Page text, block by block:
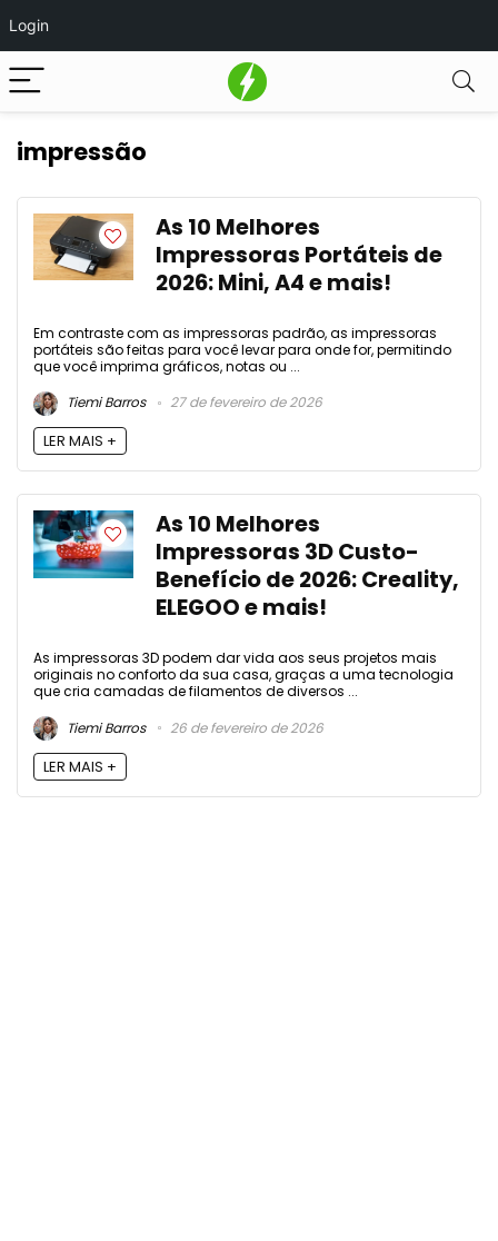
Login
impressão
As 10 Melhores
Impressoras Portáteis de
2026: Mini, A4 e mais!
Em contraste com as impressoras padrão, as impressoras
portáteis são feitas para você levar para onde for, permitindo
que você imprima gráficos, notas ou ...
Tiemi Barros
27 de fevereiro de 2026
LER MAIS +
As 10 Melhores
Impressoras 3D Custo-
Benefício de 2026: Creality,
ELEGOO e mais!
As impressoras 3D podem dar vida aos seus projetos mais
originais no conforto da sua casa, graças a uma tecnologia
que cria camadas de filamentos de diversos ...
Tiemi Barros
26 de fevereiro de 2026
LER MAIS +